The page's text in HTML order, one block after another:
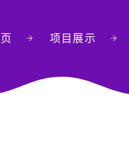
项目展示